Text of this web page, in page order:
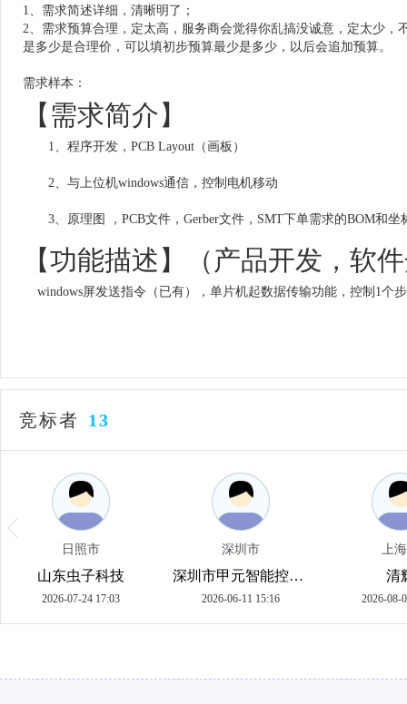
1、需求简述详细，清晰明了；
2、需求预算合理，定太高，服务商会觉得你乱搞没诚意，定太少，
是多少是合理价，可以填初步预算最少是多少，以后会追加预算。
需求样本：
【需求简介】
1、程序开发，PCB Layout（画板）
2、与上位机windows通信，控制电机移动
3、原理图 ，PCB文件，Gerber文件，SMT下单需求的BOM和坐
【功能描述】（产品开发，软
windows屏发送指令（已有），单片机起数据传输功能，控制1个
竞标者 13
日照市
山东虫子科技
2026-07-24 17:03
深圳市
深圳市甲元智能控制技术有限公司
2026-06-11 15:16
上
清
2026-08-